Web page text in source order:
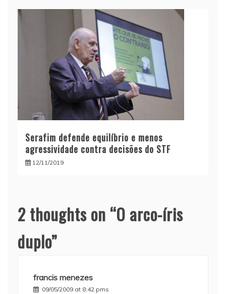
Serafim defende equilíbrio e menos
agressividade contra decisões do STF
12/11/2019
2 thoughts on “O arco-íris
duplo”
francis menezes
09/05/2009 at 8:42 pms